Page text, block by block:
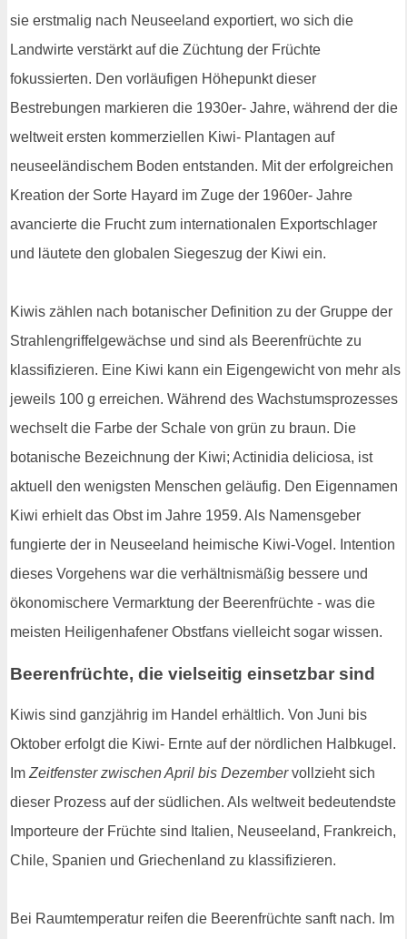
sie erstmalig nach Neuseeland exportiert, wo sich die
Landwirte verstärkt auf die Züchtung der Früchte
fokussierten. Den vorläufigen Höhepunkt dieser
Bestrebungen markieren die 1930er- Jahre, während der die
weltweit ersten kommerziellen Kiwi- Plantagen auf
neuseeländischem Boden entstanden. Mit der erfolgreichen
Kreation der Sorte Hayard im Zuge der 1960er- Jahre
avancierte die Frucht zum internationalen Exportschlager
und läutete den globalen Siegeszug der Kiwi ein.
Kiwis zählen nach botanischer Definition zu der Gruppe der
Strahlengriffelgewächse und sind als Beerenfrüchte zu
klassifizieren. Eine Kiwi kann ein Eigengewicht von mehr als
jeweils 100 g erreichen. Während des Wachstumsprozesses
wechselt die Farbe der Schale von grün zu braun. Die
botanische Bezeichnung der Kiwi; Actinidia deliciosa, ist
aktuell den wenigsten Menschen geläufig. Den Eigennamen
Kiwi erhielt das Obst im Jahre 1959. Als Namensgeber
fungierte der in Neuseeland heimische Kiwi-Vogel. Intention
dieses Vorgehens war die verhältnismäßig bessere und
ökonomischere Vermarktung der Beerenfrüchte - was die
meisten Heiligenhafener Obstfans vielleicht sogar wissen.
Beerenfrüchte, die vielseitig einsetzbar sind
Kiwis sind ganzjährig im Handel erhältlich. Von Juni bis
Oktober erfolgt die Kiwi- Ernte auf der nördlichen Halbkugel.
Im Zeitfenster zwischen April bis Dezembervollzieht sich
dieser Prozess auf der südlichen. Als weltweit bedeutendste
Importeure der Früchte sind Italien, Neuseeland, Frankreich,
Chile, Spanien und Griechenland zu klassifizieren.
Bei Raumtemperatur reifen die Beerenfrüchte sanft nach. Im